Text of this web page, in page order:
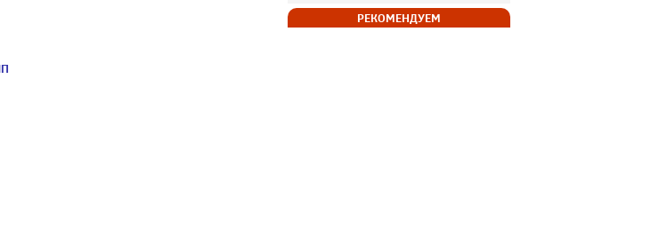
РЕКОМЕНДУЕМ